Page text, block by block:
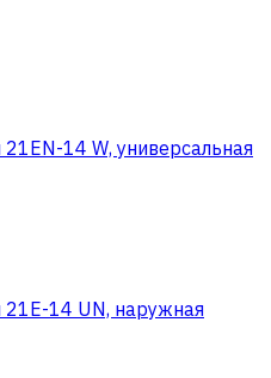
14 W, универсальная
14 UN, наружная